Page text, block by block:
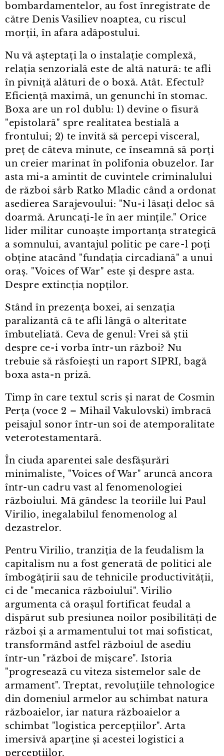
bombardamentelor, au fost înregistrate de
către Denis Vasiliev noaptea, cu riscul
morții, în afara adăpostului.
Nu vă așteptați la o instalație complexă,
relația senzorială este de altă natură: te afli
în pivniță alături de o boxă. Atât. Efectul?
Eficiență maximă, un genunchi în stomac.
Boxa are un rol dublu: 1) devine o fisură
"epistolară" spre realitatea bestială a
frontului; 2) te invită să percepi visceral,
preț de câteva minute, ce înseamnă să porți
un creier marinat în polifonia obuzelor. Iar
asta mi⁠-⁠a amintit de cuvintele criminalului
de război sârb Ratko Mladic când a ordonat
asedierea Sarajevoului: "Nu⁠-⁠i lăsați deloc să
doarmă. Aruncați⁠-⁠le în aer mințile." Orice
lider militar cunoaște importanța strategică
a somnului, avantajul politic pe care⁠-⁠l poți
obține atacând "fundația circadiană" a unui
oraș. "Voices of War" este și despre asta.
Despre extincția nopților.
Stând în prezența boxei, ai senzația
paralizantă că te afli lângă o alteritate
îmbuteliată. Ceva de genul: Vrei să știi
despre ce⁠-⁠i vorba într⁠-⁠un război? Nu
trebuie să răsfoiești un raport SIPRI, bagă
boxa asta⁠-⁠n priză.
Timp în care textul scris și narat de Cosmin
Perța (voce 2 – Mihail Vakulovski) îmbracă
peisajul sonor într⁠-⁠un soi de atemporalitate
veterotestamentară.
În ciuda aparentei sale desfășurări
minimaliste, "Voices of War" aruncă ancora
într⁠-⁠un cadru vast al fenomenologiei
războiului. Mă gândesc la teoriile lui Paul
Virilio, inegalabilul fenomenolog al
dezastrelor.
Pentru Virilio, tranziția de la feudalism la
capitalism nu a fost generată de politici ale
îmbogățirii sau de tehnicile productivității,
ci de "mecanica războiului". Virilio
argumenta că orașul fortificat feudal a
dispărut sub presiunea noilor posibilități de
război și a armamentului tot mai sofisticat,
transformând astfel războiul de asediu
într⁠-⁠un "război de mișcare". Istoria
"progresează cu viteza sistemelor sale de
armament". Treptat, revoluțiile tehnologice
din domeniul armelor au schimbat natura
războaielor, iar natura războaielor a
schimbat "logistica percepțiilor". Arta
imersivă aparține și acestei logistici a
percepțiilor.